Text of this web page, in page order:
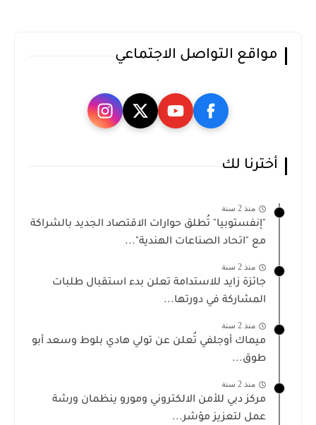
مواقع التواصل الاجتماعي
أخترنا لك
منذ 2 سنة
"إنفستوبيا" تُطلق حوارات الاقتصاد الجديد بالشراكة
مع "اتحاد الصناعات الهندية"...
منذ 2 سنة
جائزة زايد للاستدامة تعلن بدء استقبال طلبات
المشاركة في دورتها...
منذ 2 سنة
ميماك أوجلفي تُعلن عن تولي هادي بلوط وسعد أبو
طوق...
منذ 2 سنة
مركز دبي للأمن الالكتروني ومورو ينظمان ورشة
عمل لتعزيز مؤشر...